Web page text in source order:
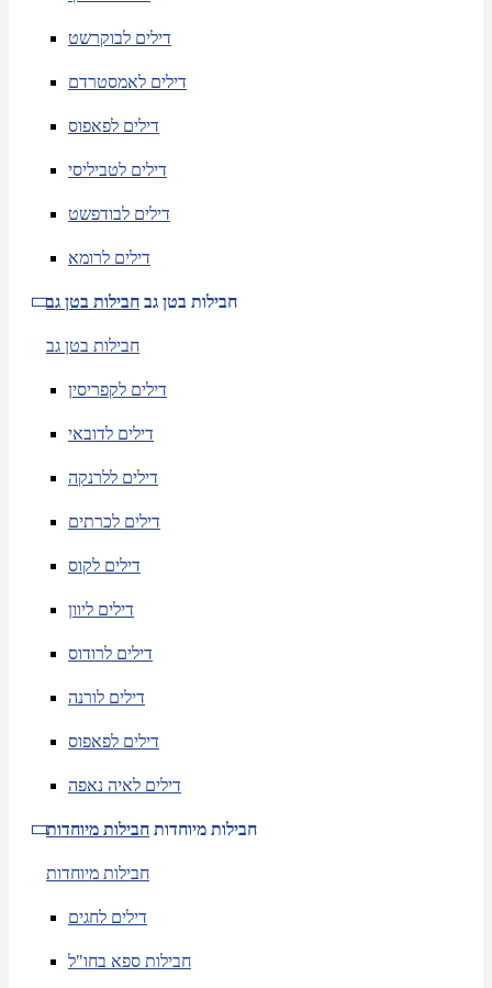
דילים לבוקרשט
דילים לאמסטרדם
דילים לפאפוס
דילים לטביליסי
דילים לבודפשט
דילים לרומא
חבילות בטן גב חבילות בטן גב
חבילות בטן גב
דילים לקפריסין
דילים לדובאי
דילים ללרנקה
דילים לכרתים
דילים לקוס
דילים ליוון
דילים לרודוס
דילים לורנה
דילים לפאפוס
דילים לאיה נאפה
חבילות מיוחדות חבילות מיוחדות
חבילות מיוחדות
דילים לחגים
חבילות ספא בחו"ל